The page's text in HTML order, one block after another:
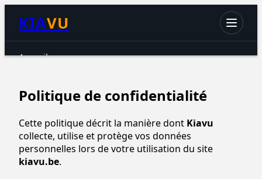
KIAVU
Accueil
Chiens
Oiseaux
Aquariophilie
Politique de confidentialité
Cette politique décrit la manière dont Kiavu
collecte, utilise et protège vos données
personnelles lors de votre utilisation du site
kiavu.be.